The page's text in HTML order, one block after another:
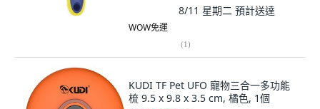
8/11 星期二 預計送達
WOW免運
(1)
KUDI TF Pet UFO 寵物三合一多功能
梳 9.5 x 9.8 x 3.5 cm, 橘色, 1個